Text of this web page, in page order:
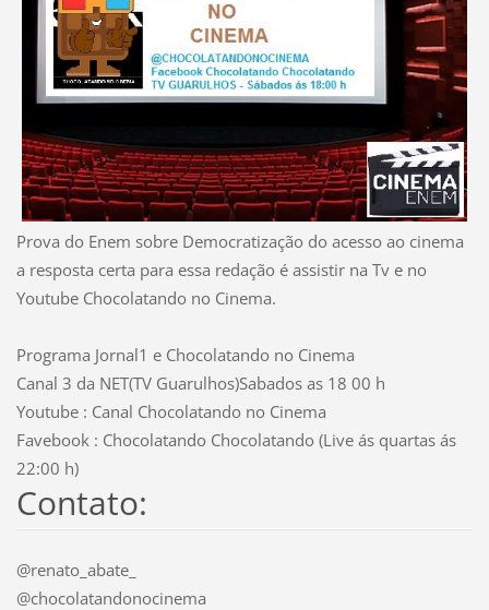
Prova do Enem sobre Democratização do acesso ao cinema
a resposta certa para essa redação é assistir na Tv e no
Youtube Chocolatando no Cinema.
Programa Jornal1 e Chocolatando no Cinema
Canal 3 da NET(TV Guarulhos)Sabados as 18 00 h
Youtube : Canal Chocolatando no Cinema
Favebook : Chocolatando Chocolatando (Live ás quartas ás
22:00 h)
Contato:
@renato_abate_
@chocolatandonocinema